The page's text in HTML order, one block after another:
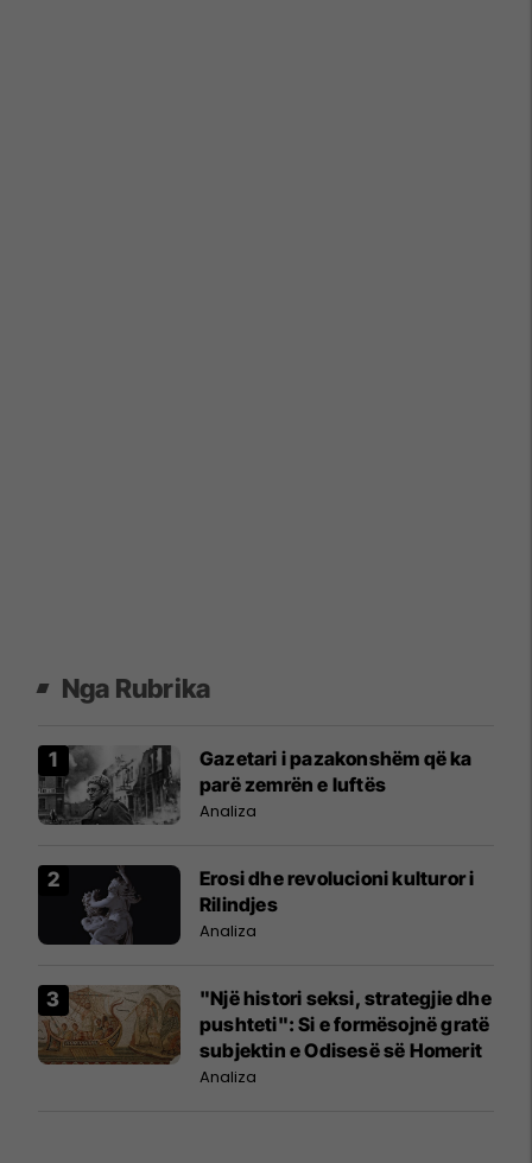
Nga Rubrika
Gazetari i pazakonshëm që ka
parë zemrën e luftës
Analiza
Erosi dhe revolucioni kulturor i
Rilindjes
Analiza
"Një histori seksi, strategjie dhe
pushteti": Si e formësojnë gratë
subjektin e Odisesë së Homerit
Analiza